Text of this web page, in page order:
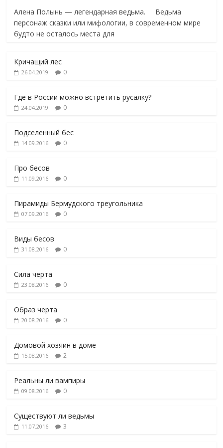
Алена Полынь — легендарная ведьма. Ведьма
персонаж сказки или мифологии, в современном мире
будто не осталось места для
Кричащий лес
26.04.2019 0
Где в России можно встретить русалку?
24.04.2019 0
Подселенный бес
14.09.2016 0
Про бесов
11.09.2016 0
Пирамиды Бермудского треугольника
07.09.2016 0
Виды бесов
31.08.2016 0
Сила черта
23.08.2016 0
Образ черта
20.08.2016 0
Домовой хозяин в доме
15.08.2016 2
Реальны ли вампиры
09.08.2016 0
Существуют ли ведьмы
11.07.2016 3